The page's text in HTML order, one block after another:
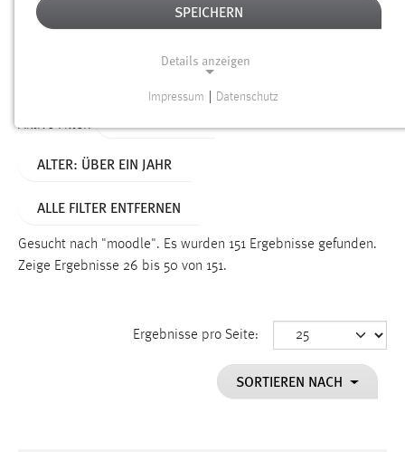
Alter
Aktive Filter:
ALTER: ÜBER EIN JAHR
ALLE FILTER ENTFERNEN
Gesucht nach "moodle". Es wurden 151 Ergebnisse gefunden.
Zeige Ergebnisse 26 bis 50 von 151.
Ergebnisse pro Seite:
SORTIEREN NACH
SPEICHERN
Details anzeigen
Funktionen und sind für die einwandfreie Funktion der
Name:
Dieser Cookie speichert die ausgewählten Einverständnis-
Impressum Datenschutz